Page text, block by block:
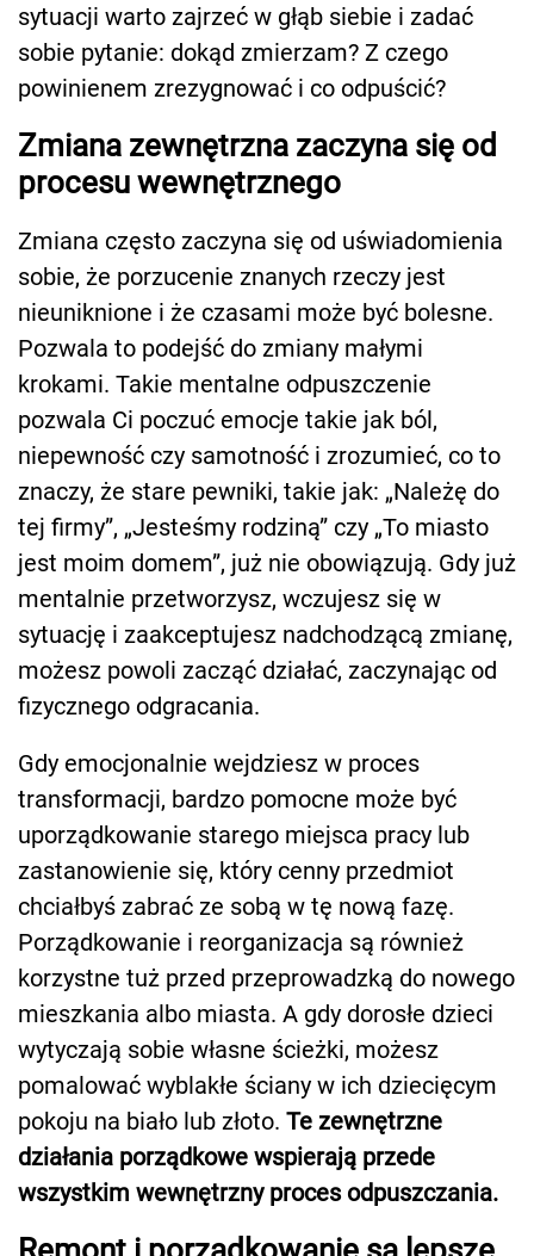
sytuacji warto zajrzeć w głąb siebie i zadać
sobie pytanie: dokąd zmierzam? Z czego
powinienem zrezygnować i co odpuścić?
Zmiana zewnętrzna zaczyna się od
procesu wewnętrznego
Zmiana często zaczyna się od uświadomienia
sobie, że porzucenie znanych rzeczy jest
nieuniknione i że czasami może być bolesne.
Pozwala to podejść do zmiany małymi
krokami. Takie mentalne odpuszczenie
pozwala Ci poczuć emocje takie jak ból,
niepewność czy samotność i zrozumieć, co to
znaczy, że stare pewniki, takie jak: „Należę do
tej firmy”, „Jesteśmy rodziną” czy „To miasto
jest moim domem”, już nie obowiązują. Gdy już
mentalnie przetworzysz, wczujesz się w
sytuację i zaakceptujesz nadchodzącą zmianę,
możesz powoli zacząć działać, zaczynając od
fizycznego odgracania.
Gdy emocjonalnie wejdziesz w proces
transformacji, bardzo pomocne może być
uporządkowanie starego miejsca pracy lub
zastanowienie się, który cenny przedmiot
chciałbyś zabrać ze sobą w tę nową fazę.
Porządkowanie i reorganizacja są również
korzystne tuż przed przeprowadzką do nowego
mieszkania albo miasta. A gdy dorosłe dzieci
wytyczają sobie własne ścieżki, możesz
pomalować wyblakłe ściany w ich dziecięcym
pokoju na biało lub złoto. Te zewnętrzne
działania porządkowe wspierają przede
wszystkim wewnętrzny proces odpuszczania.